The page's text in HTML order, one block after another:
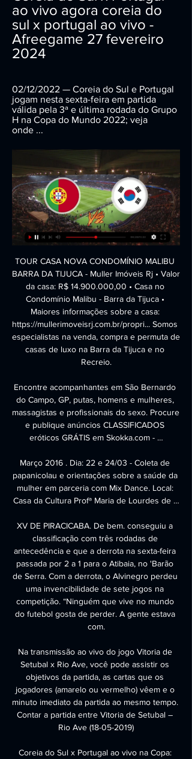
ao vivo agora coreia do
sul x portugal ao vivo -
Afreegame 27 fevereiro
2024
02/12/2022 — Coreia do Sul e Portugal
jogam nesta sexta-feira em partida
válida pela 3ª e última rodada do Grupo
H na Copa do Mundo 2022; veja
onde ...
TOUR CASA NOVA CONDOMÍNIO MALIBU BARRA DA TIJUCA - Muller Imóveis Rj • Valor da casa: R$ 14.900.000,00 • Casa no Condomínio Malibu - Barra da Tijuca • Maiores informações sobre a casa: https://mullerimoveisrj.com.br/propri... Somos especialistas na venda, compra e permuta de casas de luxo na Barra da Tijuca e no Recreio.

Encontre acompanhantes em São Bernardo do Campo, GP, putas, homens e mulheres, massagistas e profissionais do sexo. Procure e publique anúncios CLASSIFICADOS eróticos GRÁTIS em Skokka.com - …

Março 2016 . Dia: 22 e 24/03 - Coleta de papanicolau e orientações sobre a saúde da mulher em parceria com Mix Dance. Local: Casa da Cultura Profª Maria de Lourdes de …

XV DE PIRACICABA. De bem. conseguiu a classificação com três rodadas de antecedência e que a derrota na sexta-feira passada por 2 a 1 para o Atibaia, no 'Barão de Serra. Com a derrota, o Alvinegro perdeu uma invencibilidade de sete jogos na competição. “Ninguém que vive no mundo do futebol gosta de perder. A gente estava com.

Na transmissão ao vivo do jogo Vitoria de Setubal x Rio Ave, você pode assistir os objetivos da partida, as cartas que os jogadores (amarelo ou vermelho) vêem e o minuto imediato da partida ao mesmo tempo. Contar a partida entre Vitoria de Setubal – Rio Ave (18-05-2019)

Coreia do Sul x Portugal ao vivo na Copa: onde assistir e 02/12/2022 — Confira também escalação provável da Coreia do Sul e Portugal, que jogam pela Copa do Mundo 2022 hoje (02/12); veja ainda onde assistir ao ...

O Campeonato de Portugal de 2018–19 é a 6.ª edição do Campeonato de Portugal, o primeiro nível não-profissional do futebol português. Esta edição conta com uma alteração no seu formato, sendo o primeiro ano que terá 72 equipas, divididas por 4 séries.

ECY2017: Eslovénia está fora da primeira edição do concurso Nuno Carrilho 26.11.16 ECY2017 , Eslovénia , RTVSLO A emissora eslovena RTVSLO anunciou que não integrará o lote de participantes da primeira edição do Eurovision Choir of the Year.

Após um dia inteiro a praticar a modalidade pela qual apaixonaram-se, todos os praticantes tiveram direito a entrada na Arena para assistir ao vivo ao jogo da Ovarense, sendo chamados ao centro do campo durante o intervalo para receber os merecidos prémios e a saudação do público presente.

Ainda na luta por uma vaga nas semifinais do Campeonato Brasileiro de Futebol Feminino, América (MG) e Flamengo jogam na tarde desta quarta-feira (14). A partida, que será disputada na Arena do Jacaré (na cidade de Sete Lagoas, Minas Gerais), terá transmissão ao vivo …

- O prazer em visitar Piracicaba, no interior do Estado de So Paulo (Brasil), a 145 km da capital, j comea pela beleza e segurana das rodovias que do

Oliveirense qualifica-se para a final da Liga de basquetebol A campeã nacional Oliveirense apurou-se esta quinta-feira para a final dos play-offs da Liga de basquetebol, ao triunfar em casa da Ovarense por 93-73, vencendo a série por 3-0, depois de duas vitórias folgadas em Oliveira de Azeméis.

Início Tags Ao vivo. Tag: Ao vivo.. direto da Paróquia Nossa Senhora de Aparecida, em Limeira, a Missa da Padroeira. A transmissão acontece a partir das 8h45 em nossa página oficial no Facebook. Acompanhe esse ato de fé e aproveite para deixar os. AO VIVO – União Barbarense x Independente. 1 maio, 2019 16:18. Futebol. Leia mais.

Vasco da Gama vs. Cruzeiro - 3 maio 2018 - Soccerway. Bahasa - Indonesia; Chinese (simplified) Deutsch; English - Australia; English - Canada; English - Ghana;. Copa Libertadores da América; Copa Bridgestone Sul-Americana; Ver tudo. National; Copa do Mundo; Jogos Olímpicos; Euro 2016; Copa América; Gold Cup; Copa da Ásia;

Acesse esse link para saber mais sobre essa oportunidade única de como viver trabalhando na internet com um método garantido e diferente de tudo que você já viu: ,. ” COM ESSE FUTEBOL O FLAMENGO GANHA A LIBERTADORES ? ” – DISCUSSÃO AUP 08/04/2019.

Aninhado em um grande 6.000 m2. lote cercado por belos jardins bem cuidados ergue-se esta casa de família muito impressionante. Localizado em uma localização...

Home / Agenda da TV / assistir online / futebol / horários / jogos ao vivo / jogos na internet / programação / transmissão / TV / Jogos de domingo ao vivo na TV e Internet; veja programação (12/5/2019). Brasilis x União Barbarense - MYCUJOO.TV (FPF TV) 10h00 - Campeonato Paulista Segunda Divisão: Assisense x Marília - MYCUJOO.TV.

24 de março de 2019, 24/03/2019,Bragantino x Ponte preta 2019,Bragantino,Ponte preta,Paulista 2019,NABI ABI CHEDID,Grátis em HD,Como assistir AO VIVO Grátis em HD,Como assistir AO VIVO,Como assistir AO VIVO Grátis,futebol ao vivo,futebol,assistir futebol ao vivo,ao vivo,noticias do futebol,futebol ao vivo no youtube,futebol ao vivo hoje.

Agora a coisa mudou, muita gente achando que o Vasco se acertou e que o Cruzeiro está meio morto no momento. O Vasco cansa de surpreender a gente, e o Cruzeiro no Mineirão o Vasco quase nunca vence. Lembrei agora que ganhamos de 1x0 lá …

Que eu saiba o Benfica não joga sozinho, faz parte de uma liga profissional, logo os direitos televisivos devem ser encarados como um todo, mas isto é uma opinião pessoal com a qual pode ou não concordar. Mas em relação a afirmação o Benfica é o maior clube e …

Vê todos os autocarros entre Loulé e Olhão, e retorno. CheckMyBus, o portal de busca de autocarros, onde encontras as ligações mais convenientes para ti.

254 imóveis a partir de R$ 210.000. Encontre as melhores ofertas de bairro nova rj tijuca. Rj-60-barra da tijuca-3.750.000,00 excelente casa no condomínio nova ipanema. Barra da tijuca, rio de janeirorj. Primeiro andar composto por espaçosos salões. Apartamento no cidade jardim | rio de janeiro - r

Coreia do Sul x Portugal: veja onde assistir, escalações e 01/12/2022 — Os portugueses, por sua vez, já estão garantidos na próxima fase. Globo, sportv, ge e Globoplay transmitem ao vivo - clique aqui para assistir ...

Basquetebol: Oliveirense vence Ovarense é a primeira finalista ‏Campeã em título levou a melhor sobre a Ovarense em três jogos Maisfutebol . Desporto 26 mai, 01:06. Basquetebol: Oliveirense venceu Ovarense e está a uma vitória da final. Campeões nacionais venceram por 94-68.

Skokka Belo Horizonte. Louca para vivermos o que nao vivemos ainda. Oii sou Gi... atendo em um ap discretissimo na regiao central. Atendimento completo... oral babadinho bebo todo o l

South Korea - Portugal placar ao vivo, H2H e escalações Coréia do Sul está enfrentando Portugal começando em 2 de dez. de 2022 às 15:00 UTC no Education City Stadium estadio, Al Rayyan cidade, Qatar. A partida faz ...

Análise da partida: Internacional x Santos . Com 38 pontos ganhos, o Internacional está na sexta posição, porém, não vence a quatro jogos. Juntando isso com a perda do título da Copa do Brasil e a eliminação na Libertadores, o treinador Odair Hellmann foi demitido da equipe.

Coreia do Sul x Portugal: veja onde assistir o duelo pelo 01/12/2022 — A partida será transmitida ao vivo pela Globo, na TV aberta, pelo canal SporTV, e também pelas plataformas de streaming Fifa+ e Globoplay. Você ...

Coreia do Sul x Portugal ao vivo na Copa do Mundo 02/12/2022 — Que horas começa e onde assistir ao vivo Coreia do Sul x Portugal. A partida entre Coreia do Sul x Portugal, ao 12h, será transmitida peloTV ...

Coreia do Sul 2-1 Portugal (2 de dez, 2022) Placar Final AO VIVO. Tempo restante -0:00. 1x. axa de reprodução. Capítulos. Capítulos Cristiano Ronaldo e Son se encontram e trocam abraço antes de Coreia do Sul x ...

Tem-se sobreposto a outras da zona leste e é, sem dúvida, a que teve maior expansão pelo território da actual Angola, desde a Lunda Norte ao Cuando-Cubango. Kwanyama (Cuanhama ou oxikwanyama),nhaneca (ou nyaneca) e sobre tudo o umbundo são outras línguas de origem bantu faladas em Angola.

Coreia do Sul x Portugal - Ao vivo - Copa do Catar - Minuto 02/12/2022 — COMO FOI O JOGO: A Coreia do Sul garantiu a vaga para as oitavas de final da Copa do Mundo, ao bater Portugal de virada por 2 a 1 nesta ...

Coreia do Sul x Portugal | Grupo H | Copa do Mundo ... agora e descubra todos os conteúdos do FIFA+. Todo o futebol do mundo e conteúdos exclusivos! Hamburger icon. HOME. LIVE. ORIGINAIS. ARQUIVO. close icon search ...

Ainda na luta por uma vaga nas semifinais do Campeonato Brasileiro de Futebol Feminino, América (MG) e Flamengo jogam na tarde desta quarta-feira (14). A partida, que será disputada na Arena do Jacaré (na cidade de Sete Lagoas, Minas Gerais), terá transmissão ao vivo …

Conferência Conectados dentro São Paulo, Igreja Batista das Nações, Sexta, 06. Abril 2018 - Cremos que nos últimos dias Deus derramará mais do seu Espírito Santo, como diz a palavra. Entendemos que...

Gol e melhores momentos de Cruzeiro 1 x 0 Vasco pelo Campeonato Brasileiro 2019 Assistir minuto a minuto da partida entre Cruzeiro x Vasco ao vivo hoje pelo Campeonato Brasileiro 2019. Horário do jogo: 19h. Acompanhe todos os lances no tempo real da VAVEL Brasil!

Coreia do Sul x Portugal: onde assistir, horário e escalações 02/12/2022 — vivo e de graça Coreia do Sul e Portugal se enfrentam hoje (2), às 12h (de Brasília) ...

COREIA DO SUL X PORTUGAL AO VIVO ONLINE 02/12/2022 — ONDE ASSISTIR O JOGO DE PORTUGAL HOJE AO VIVO? Todos os jogos da Copa do Mundo do Catar terão transmissão na TV brasileira. Na TV aberta, as ...

05 de julho de 2019, 21h00, Palácio da Bolsa (Porto) A Liga Portugal informa que decorrerá hoje, 05 de julho de 2019, pelas 21h00, o Kick-Off da época 2019-2020.

As atenções da jornada estão todas voltadas para o clássico, mas antes há o ‘Sporting – Belenenses’ em direto na SportTV. O canal de desporto transmite em direto e em exclusivo, daqui a pouco, a partir das 18h15, o dérbi lisboeta que pode mexer com a liderança da tabela. O Sporting vive a segunda melhor sequência de jogos da época.

O Santos não contará com Diego Pituca, suspenso, para enfrentar o Flamengo no próximo sábado, às 17h (de Brasília), no Maracanã, pela 19ª e últ